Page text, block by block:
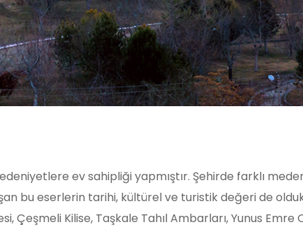
ev sahipliği yapmıştır. Şehirde farklı
bu eserlerin tarihi, kültürel ve turistik değeri de
Çeşmeli Kilise, Taşkale Tahıl Ambarları, Yunus